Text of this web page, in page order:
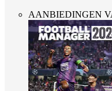
AANBIEDINGEN